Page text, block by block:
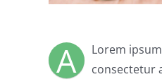
A
Lorem
consectetur